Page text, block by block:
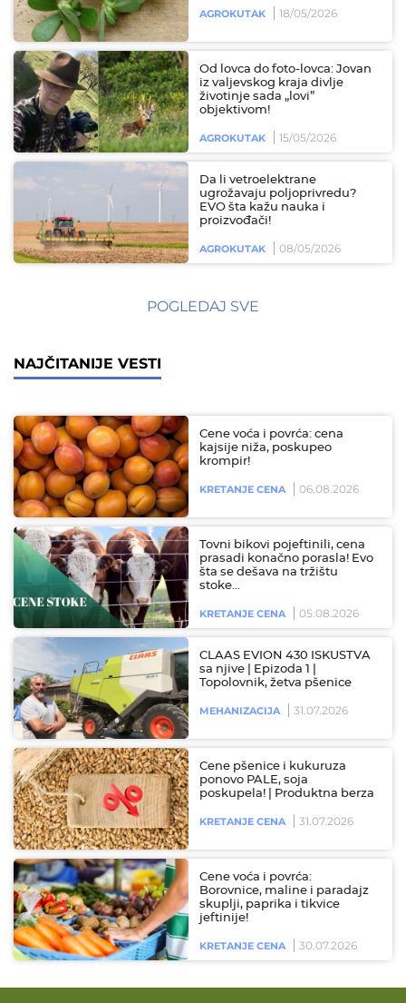
AGROKUTAK 18/05/2026
Od lovca do foto-lovca: Jovan
iz valjevskog kraja divlje
životinje sada „lovi”
objektivom!
AGROKUTAK 15/05/2026
Da li vetroelektrane
ugrožavaju poljoprivredu?
EVO šta kažu nauka i
proizvođači!
AGROKUTAK 08/05/2026
POGLEDAJ SVE
NAJČITANIJE VESTI
Cene voća i povrća: cena
kajsije niža, poskupeo
krompir!
KRETANJE CENA 06.08.2026
Tovni bikovi pojeftinili, cena
prasadi konačno porasla! Evo
šta se dešava na tržištu
stoke…
KRETANJE CENA 05.08.2026
CLAAS EVION 430 ISKUSTVA
sa njive | Epizoda 1 |
Topolovnik, žetva pšenice
MEHANIZACIJA 31.07.2026
Cene pšenice i kukuruza
ponovo PALE, soja
poskupela! | Produktna berza
KRETANJE CENA 31.07.2026
Cene voća i povrća:
Borovnice, maline i paradajz
skuplji, paprika i tikvice
jeftinije!
KRETANJE CENA 30.07.2026